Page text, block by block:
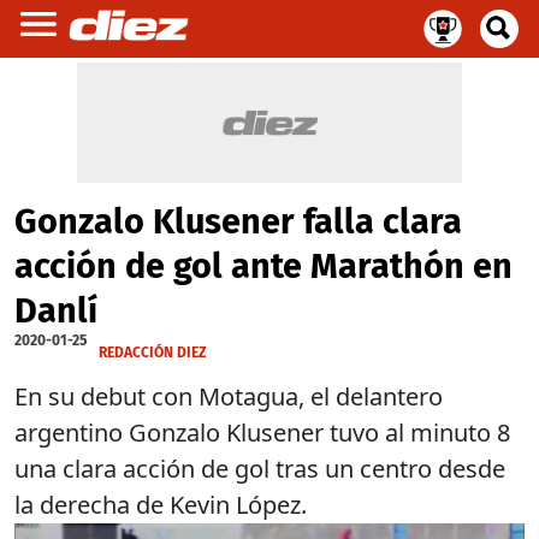
Gonzalo Klusener falla clara
acción de gol ante Marathón en
Danlí
2020-01-25
REDACCIÓN DIEZ
En su debut con Motagua, el delantero
argentino Gonzalo Klusener tuvo al minuto 8
una clara acción de gol tras un centro desde
la derecha de Kevin López.